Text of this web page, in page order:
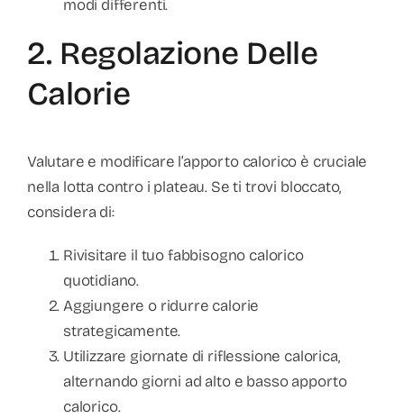
modi differenti.
2. Regolazione Delle
Calorie
Valutare e modificare l’apporto calorico è cruciale
nella lotta contro i plateau. Se ti trovi bloccato,
considera di:
Rivisitare il tuo fabbisogno calorico
quotidiano.
Aggiungere o ridurre calorie
strategicamente.
Utilizzare giornate di riflessione calorica,
alternando giorni ad alto e basso apporto
calorico.